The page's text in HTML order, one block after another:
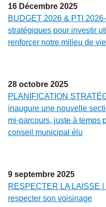
16 Décembre 2025
BUDGET 2026 & PTI
stratégiques pour investir
renforcer notre milieu de vie
28 octobre 2025
PLANIFICATION
inaugure une nouvelle
mi-parcours, juste à temps
conseil municipal élu
9 septembre 2025
RESPECTER LA LAISSE |
respecter son voisinage